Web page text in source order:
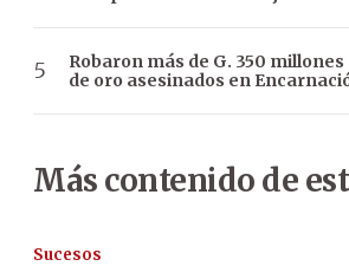
Robaron más de G. 350
de oro asesinados en
Más contenido de
Sucesos